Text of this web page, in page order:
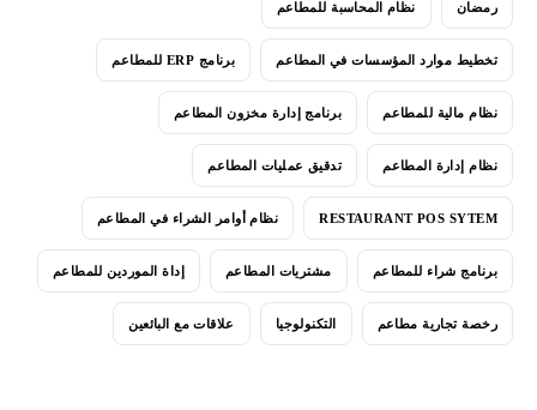
رمضان نظام المحاسبة للمطاعم
تخطيط موارد المؤسسات في المطاعم برنامج ERP للمطاعم
نظام مالية للمطاعم برنامج إدارة مخزون المطاعم
نظام إدارة المطاعم تدقيق عمليات المطاعم
RESTAURANT POS SYTEM نظام أوامر الشراء في المطاعم
برنامج شراء للمطاعم مشتريات المطاعم إداة الموردين للمطاعم
رخصة تجارية مطاعم التكنولوجيا علاقات مع البائعين